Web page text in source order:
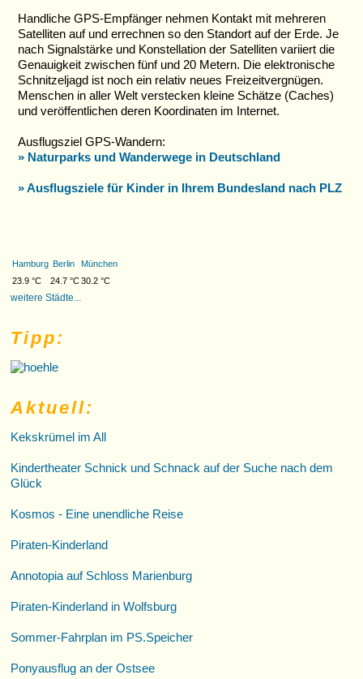
Handliche GPS-Empfänger nehmen Kontakt mit mehreren
Satelliten auf und errechnen so den Standort auf der Erde. Je
nach Signalstärke und Konstellation der Satelliten variiert die
Genauigkeit zwischen fünf und 20 Metern. Die elektronische
Schnitzeljagd ist noch ein relativ neues Freizeitvergnügen.
Menschen in aller Welt verstecken kleine Schätze (Caches)
und veröffentlichen deren Koordinaten im Internet.
Ausflugsziel GPS-Wandern:
» Naturparks und Wanderwege in Deutschland
» Ausflugsziele für Kinder in Ihrem Bundesland nach PLZ
Hamburg Berlin
München
23.9 °C
24.7 °C 30.2 °C
weitere Städte...
Tipp:
Aktuell:
Kekskrümel im All
Kindertheater Schnick und Schnack auf der Suche nach dem
Glück
Kosmos - Eine unendliche Reise
Piraten-Kinderland
Annotopia auf Schloss Marienburg
Piraten-Kinderland in Wolfsburg
Sommer-Fahrplan im PS.Speicher
Ponyausflug an der Ostsee